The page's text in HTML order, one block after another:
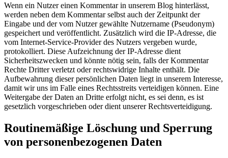
Wenn ein Nutzer einen Kommentar in unserem Blog hinterlässt,
werden neben dem Kommentar selbst auch der Zeitpunkt der
Eingabe und der vom Nutzer gewählte Nutzername (Pseudonym)
gespeichert und veröffentlicht. Zusätzlich wird die IP-Adresse, die
vom Internet-Service-Provider des Nutzers vergeben wurde,
protokolliert. Diese Aufzeichnung der IP-Adresse dient
Sicherheitszwecken und könnte nötig sein, falls der Kommentar
Rechte Dritter verletzt oder rechtswidrige Inhalte enthält. Die
Aufbewahrung dieser persönlichen Daten liegt in unserem Interesse,
damit wir uns im Falle eines Rechtsstreits verteidigen können. Eine
Weitergabe der Daten an Dritte erfolgt nicht, es sei denn, es ist
gesetzlich vorgeschrieben oder dient unserer Rechtsverteidigung.
Routinemäßige Löschung und Sperrung
von personenbezogenen Daten